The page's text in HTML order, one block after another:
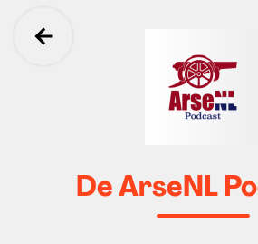
Ga terug
De ArseNL